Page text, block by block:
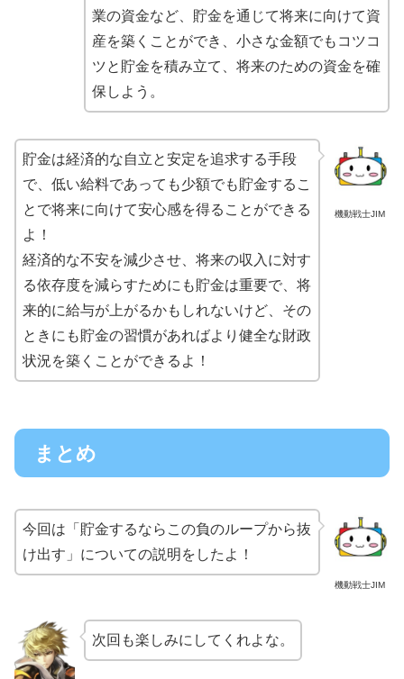
業の資金など、貯金を通じて将来に向けて資
産を築くことができ、小さな金額でもコツコ
ツと貯金を積み立て、将来のための資金を確
保しよう。
機動戦士JIM
貯金は経済的な自立と安定を追求する手段
で、低い給料であっても少額でも貯金するこ
とで将来に向けて安心感を得ることができる
よ！
経済的な不安を減少させ、将来の収入に対す
る依存度を減らすためにも貯金は重要で、将
来的に給与が上がるかもしれないけど、その
ときにも貯金の習慣があればより健全な財政
状況を築くことができるよ！
まとめ
機動戦士JIM
今回は「貯金するならこの負のループから抜
け出す」についての説明をしたよ！
次回も楽しみにしてくれよな。